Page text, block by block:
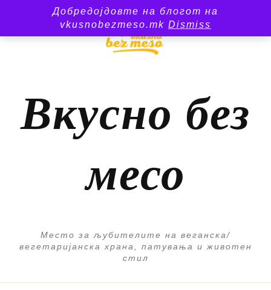
Добредојдовте на блогот на
vkusnobezmeso.mk Dismiss
Вкусно без
месо
Место за љубителите на веганска/
вегетаријанска храна, патувања и животен
стил